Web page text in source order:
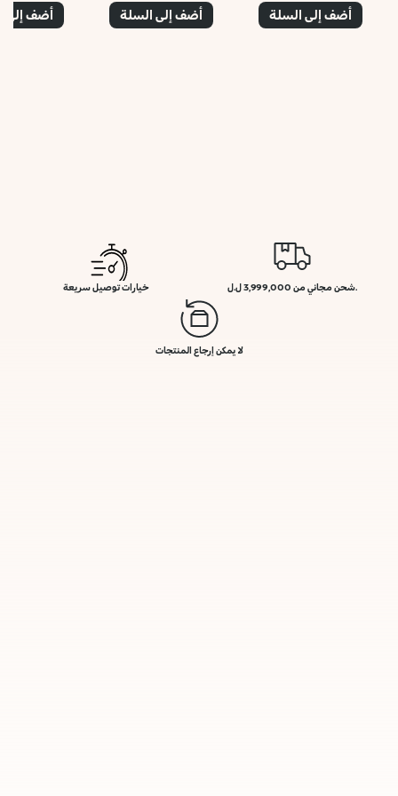
أضف إلى السلة أضف إلى السلة أضف إلى
.شحن مجاني من 3,999,000 ل.ل خيارات توصيل سريعة
لا يمكن إرجاع المنتجات